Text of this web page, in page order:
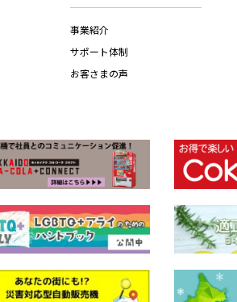
事業紹介
サポート体制
お客さまの声